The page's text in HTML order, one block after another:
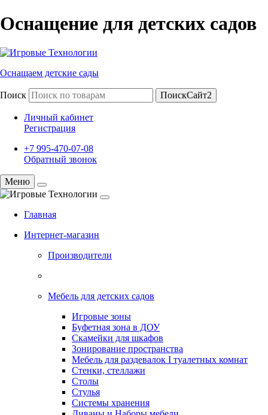
Оснащение для детских садов
Оснащаем детские сады
Поиск ПоискСайт2
Личный кабинет
Регистрация
+7 995-470-07-08
Обратный звонок
Меню
Главная
Интернет-магазин
Производители
Мебель для детских садов
Игровые зоны
Буфетная зона в ДОУ
Скамейки для шкафов
Зонирование пространства
Мебель для раздевалок I туалетных комнат
Стенки, стеллажи
Столы
Стулья
Системы хранения